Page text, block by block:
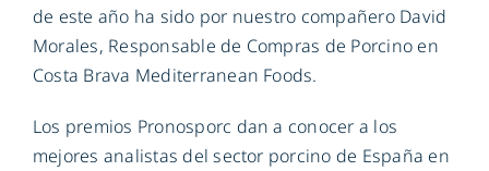
de este año ha sido por nuestro compañero David
Morales, Responsable de Compras de Porcino en
Costa Brava Mediterranean Foods.
Los premios Pronosporc dan a conocer a los
mejores analistas del sector porcino de España en